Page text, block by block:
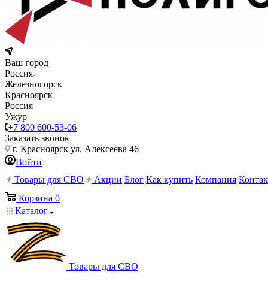
Ваш город
Россия
Железногорск
Красноярск
Россия
Ужур
+7 800 600-53-06
Заказать звонок
г. Красноярск ул. Алексеева 46
Войти
Товары для СВО
Акции Блог Как купить Компания
Корзина 0
Каталог
Товары для СВО